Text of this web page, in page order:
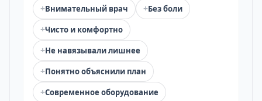
+Внимательный врач +Без боли
+Чисто и комфортно
+Не навязывали лишнее
+Понятно объяснили план
+Современное оборудование